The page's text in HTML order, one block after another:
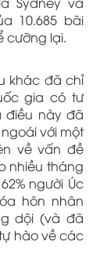
10.685 bãi
cưỡng lại.
khác đã chỉ
gia có tư
điều này đã
với một
về vấn đề
nhiều tháng
người Úc
hôn nhân
dội (và đã
hào về các